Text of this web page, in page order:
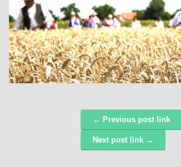
Navigáció ← Previous post link
Next post link →